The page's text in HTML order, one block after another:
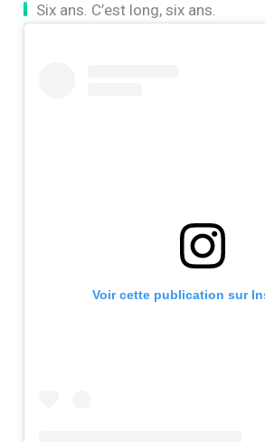
Six ans. C’est long, six ans.
Voir cette publication sur